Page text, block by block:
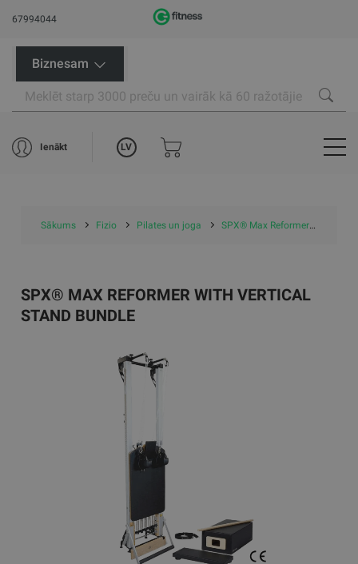
67994044
Biznesam
Ienākt LV
Sākums Fizio Pilates un joga SPX® Max Reformer with Vertical Stand Bundle
SPX® MAX REFORMER WITH VERTICAL
STAND BUNDLE